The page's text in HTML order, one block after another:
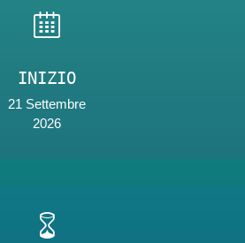
INIZIO
21 Settembre
2026